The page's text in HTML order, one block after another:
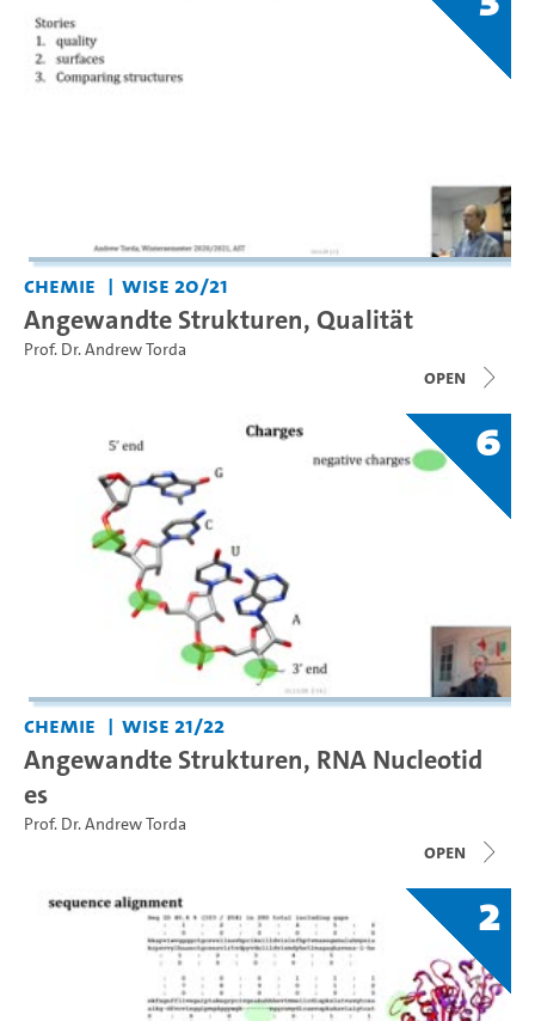
Chemie WiSe 20/21
Angewandte Strukturen, Qualität
Prof. Dr. Andrew Torda
open
6
Chemie WiSe 21/22
Angewandte Strukturen, RNA Nucleotid
es
Prof. Dr. Andrew Torda
open
2